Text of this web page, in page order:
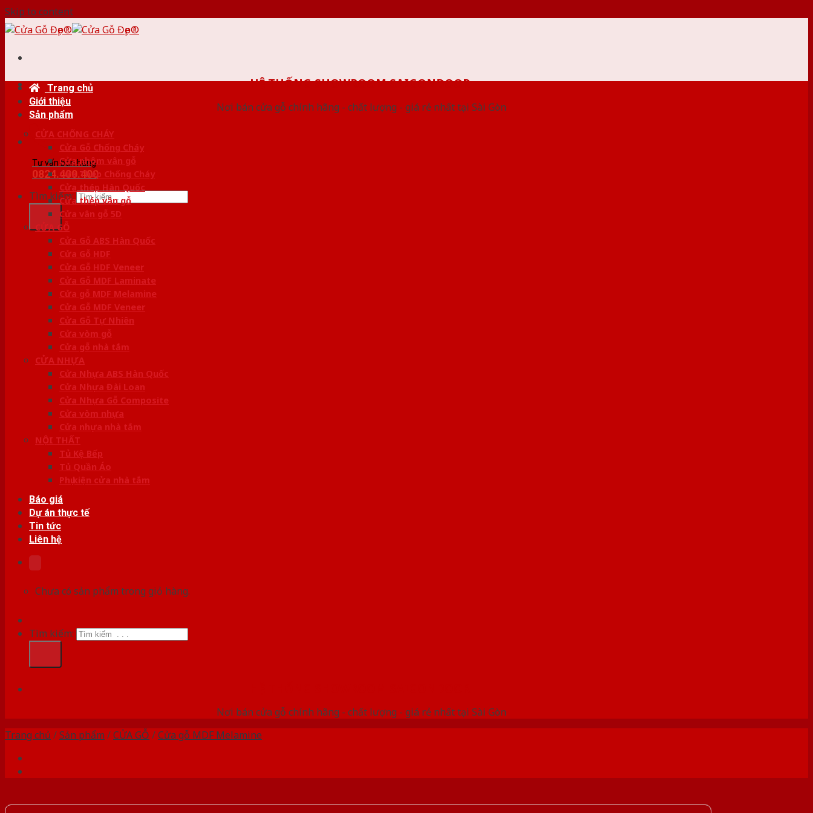
Skip to content
HỆ THỐNG SHOWROOM SAIGONDOOR
Nơi bán cửa gỗ chính hãng - chất lượng - giá rẻ nhất tại Sài Gòn
Tư vấn bán hàng
0824.400.400
Tìm kiếm:
Trang chủ
Giới thiệu
Sản phẩm
CỬA CHỐNG CHÁY
Cửa Gỗ Chống Cháy
Cửa nhôm vân gỗ
Cửa Thép Chống Cháy
Cửa thép Hàn Quốc
Cửa thép vân gỗ
Cửa vân gỗ 5D
CỬA GỖ
Cửa Gỗ ABS Hàn Quốc
Cửa Gỗ HDF
Cửa Gỗ HDF Veneer
Cửa Gỗ MDF Laminate
Cửa gỗ MDF Melamine
Cửa Gỗ MDF Veneer
Cửa Gỗ Tự Nhiên
Cửa vòm gỗ
Cửa gỗ nhà tắm
CỬA NHỰA
Cửa Nhựa ABS Hàn Quốc
Cửa Nhựa Đài Loan
Cửa Nhựa Gỗ Composite
Cửa vòm nhựa
Cửa nhựa nhà tắm
NỘI THẤT
Tủ Kệ Bếp
Tủ Quần Áo
Phụ kiện cửa nhà tắm
Báo giá
Dự án thực tế
Tin tức
Liên hệ
Chưa có sản phẩm trong giỏ hàng.
Tìm kiếm:
Nơi bán cửa gỗ chính hãng - chất lượng - giá rẻ nhất tại Sài Gòn
Trang chủ /Sản phẩm /CỬA GỖ /Cửa gỗ MDF Melamine